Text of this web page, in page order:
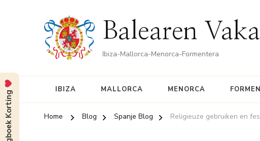
Balearen
Ibiza-Mallorca-Menorca-Formentera
IBIZA MALLORCA MENORCA
Home Blog Spanje Blog Religieuze gebruiken en
Vroegboek Korting